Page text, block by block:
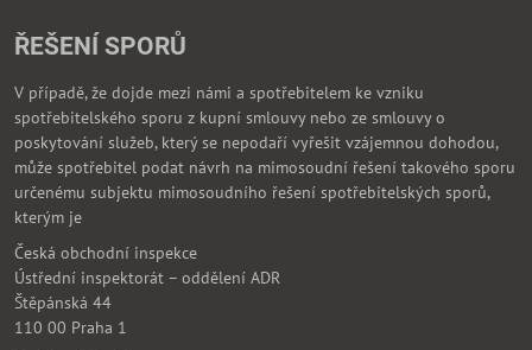
ŘEŠENÍ SPORŮ
V případě, že dojde mezi námi a spotřebitelem ke vzniku
spotřebitelského sporu z kupní smlouvy nebo ze smlouvy o
poskytování služeb, který se nepodaří vyřešit vzájemnou dohodou,
může spotřebitel podat návrh na mimosoudní řešení takového sporu
určenému subjektu mimosoudního řešení spotřebitelských sporů,
kterým je
Česká obchodní inspekce
Ústřední inspektorát – oddělení ADR
Štěpánská 44
110 00 Praha 1